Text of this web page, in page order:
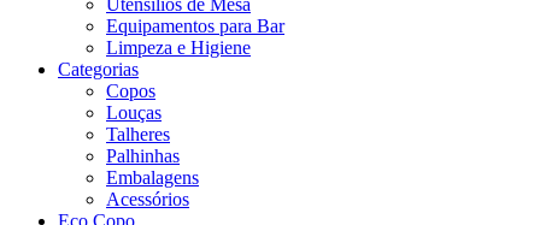
Utensilios de Mesa
Equipamentos para Bar
Limpeza e Higiene
Categorias
Copos
Louças
Talheres
Palhinhas
Embalagens
Acessórios
Eco Copo